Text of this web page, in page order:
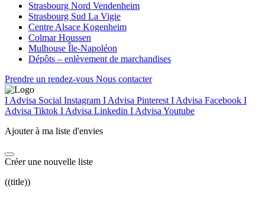
Strasbourg Nord Vendenheim
Strasbourg Sud La Vigie
Centre Alsace Kogenheim
Colmar Houssen
Mulhouse Île-Napoléon
Dépôts – enlèvement de marchandises
Prendre un rendez-vous Nous contacter
I Advisa Social Instagram I Advisa Pinterest I Advisa Facebook I
Advisa Tiktok I Advisa Linkedin I Advisa Youtube
Ajouter à ma liste d'envies
Créer une nouvelle liste
((title))